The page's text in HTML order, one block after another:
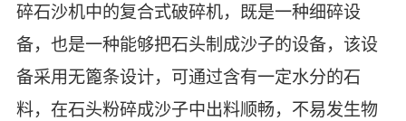
碎石沙机中的复合式破碎机，既是一种细碎设
备，也是一种能够把石头制成沙子的设备，该设
备采用无篦条设计，可通过含有一定水分的石
料，在石头粉碎成沙子中出料顺畅，不易发生物